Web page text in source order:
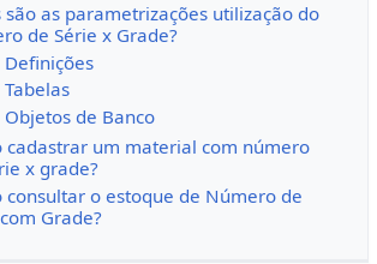
são as parametrizações utilização do
de Série x Grade?
Definições
Tabelas
Objetos de Banco
cadastrar um material com número
x grade?
consultar o estoque de Número de
Grade?